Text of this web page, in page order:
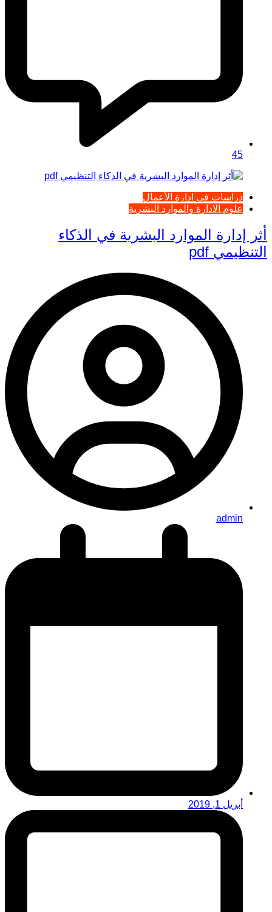
45
دراسات في ادارة الأعمال
علوم الادارة والموارد البشرية
أثر إدارة الموارد البشرية في الذكاء
التنظيمي pdf
admin
أبريل 1, 2019